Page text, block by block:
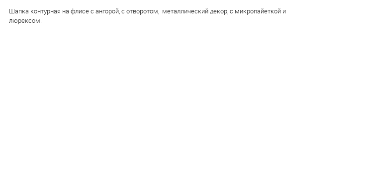
Шапка контурная на флисе с ангорой, с отворотом, металлический декор, с микропайеткой и
люрексом.